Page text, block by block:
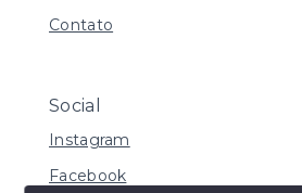
Contato
Social
Instagram
Facebook